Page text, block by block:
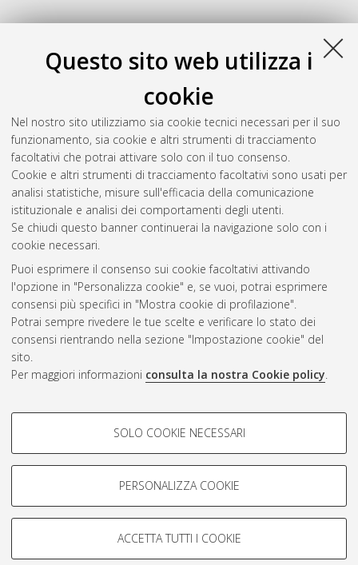
Questo sito web utilizza i
cookie
Nel nostro sito utilizziamo sia cookie tecnici necessari per il suo
funzionamento, sia cookie e altri strumenti di tracciamento
facoltativi che potrai attivare solo con il tuo consenso.
Cookie e altri strumenti di tracciamento facoltativi sono usati per
analisi statistiche, misure sull'efficacia della comunicazione
istituzionale e analisi dei comportamenti degli utenti.
Se chiudi questo banner continuerai la navigazione solo con i
cookie necessari.
Puoi esprimere il consenso sui cookie facoltativi attivando
l'opzione in "Personalizza cookie" e, se vuoi, potrai esprimere
consensi più specifici in "Mostra cookie di profilazione".
Potrai sempre rivedere le tue scelte e verificare lo stato dei
consensi rientrando nella sezione "Impostazione cookie" del
sito.
Per maggiori informazioni consulta la nostra Cookie policy.
COOKIE DI PROFILAZIONE -
Si tratta di cookie utilizzati per analizzare le caratteristiche della
navigazione degli utenti, creare profili in base al loro comportamento
Mostra cookie di profilazione
COOKIE TECNICI - NECESSARI
SOLO COOKIE NECESSARI
PERSONALIZZA COOKIE
ACCETTA TUTTI I COOKIE
G
Giorgio, Giovanni
operatori per una strategia nazionale di implementazione della
specialistica a ciclo unico], Università di Bologna, Corso di
Studio inIngegneria edile/ architettura [TU-DM509],
Documento full-text non disponibile
Questa lista e' stata generata ilSun Aug 9 07:06:59 2026
CEST
Atom
Rss 1.0
Rss 2.0
AMS Laurea
Impostazioni Cookie
Informativa sulla privacy
Condizioni d’uso del sito